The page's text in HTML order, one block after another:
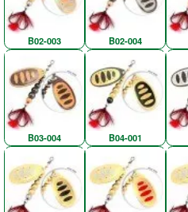
B02-003 B02-004
B03-004 B04-001